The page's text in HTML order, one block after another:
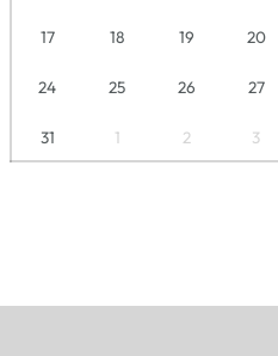
17 18 19 20
24 25 26 27
31 1 2 3